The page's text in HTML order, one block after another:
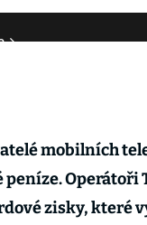
mobilních
Operátoři
zisky, které